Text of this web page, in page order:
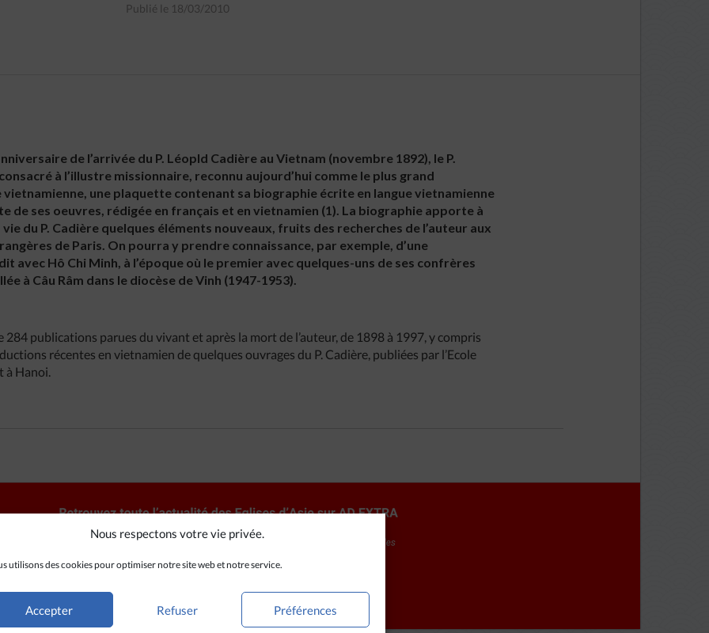
Nous respectons votre vie privée.
utilisons des cookies pour optimiser notre site web et notre service.
Accepter Refuser Préférences
Publié le 18/03/2010
de l’arrivée du P. Léopld Cadière au Vietnam (novembre 1892), le P.
à l’illustre missionnaire, reconnu aujourd’hui comme le plus grand
vietnamienne, une plaquette contenant sa biographie écrite en langue vietnamienne
de ses oeuvres, rédigée en français et en vietnamien (1). La biographie apporte à
du P. Cadière quelques éléments nouveaux, fruits des recherches de l’auteur aux
de Paris. On pourra y prendre connaissance, par exemple, d’une
avec Hô Chi Minh, à l’époque où le premier avec quelques-uns de ses confrères
à Câu Râm dans le diocèse de Vinh (1947-1953).
publications parues du vivant et après la mort de l’auteur, de 1898 à 1997, y compris
récentes en vietnamien de quelques ouvrages du P. Cadière, publiées par l’Ecole
à Hanoi.